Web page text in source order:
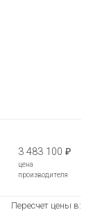
3 483 100₽
цена
производителя
Пересчет цены в: